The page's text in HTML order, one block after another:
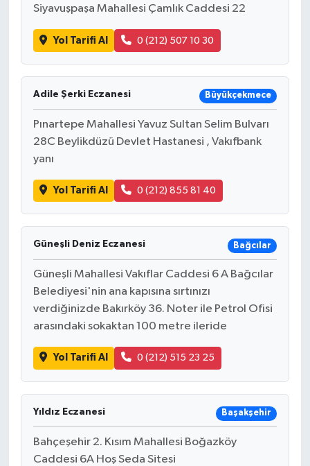
Siyavuşpaşa Mahallesi Çamlık Caddesi 22
Yol Tarifi Al 0 (212) 507 10 30
Adile Şerki Eczanesi Büyükçekmece
Pınartepe Mahallesi Yavuz Sultan Selim Bulvarı
28C Beylikdüzü Devlet Hastanesi , Vakıfbank
yanı
Yol Tarifi Al 0 (212) 855 81 40
Güneşli Deniz Eczanesi Bağcılar
Güneşli Mahallesi Vakıflar Caddesi 6 A Bağcılar
Belediyesi'nin ana kapısına sırtınızı
verdiğinizde Bakırköy 36. Noter ile Petrol Ofisi
arasındaki sokaktan 100 metre ileride
Yol Tarifi Al 0 (212) 515 23 25
Yıldız Eczanesi Başakşehir
Bahçeşehir 2. Kısım Mahallesi Boğazköy
Caddesi 6A Hoş Seda Sitesi